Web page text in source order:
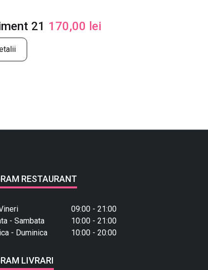
21 170,00 lei
RESTAURANT
09:00 - 21:00
- Sambata
10:00 - 21:00
- Duminica
10:00 - 20:00
LIVRARI